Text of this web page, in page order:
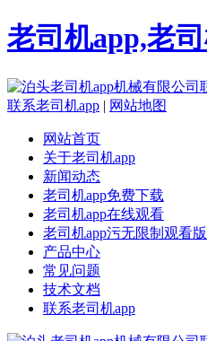
老司机app,老
联系老司机app | 网站地图
网站首页
关于老司机app
新闻动态
老司机app免费下载
老司机app在线观看
老司机app污无限制观看
产品中心
常见问题
技术文档
联系老司机app